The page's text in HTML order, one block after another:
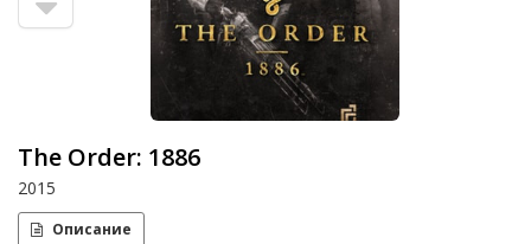
The Order: 1886
2015
Описание